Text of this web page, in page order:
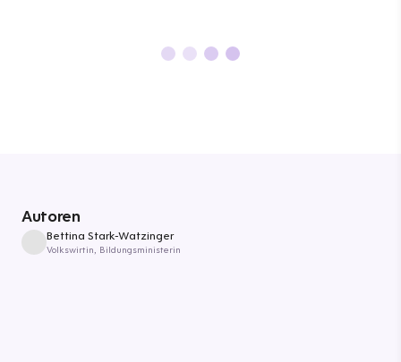
Autoren
Bettina Stark-Watzinger
Volkswirtin, Bildungsministerin